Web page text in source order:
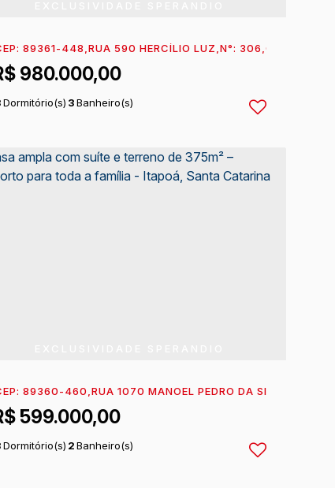
,N°:466,ITAPEMA DO NORTE , ITAPOÁ, SANTA CATARINA
980.000,00
89361-448 ,RUA 590 HERCÍLIO LUZ ,N°: 306 ,CAMBIJU
Dormitório(s) 3 Banheiro(s)
DO NORTE ,ITAPOÁ,SANTA CATARINA,BRASIL
599.000,00
89360-460 ,RUA 1070 MANOEL PEDRO DA SILVEIRA
Dormitório(s) 2 Banheiro(s)